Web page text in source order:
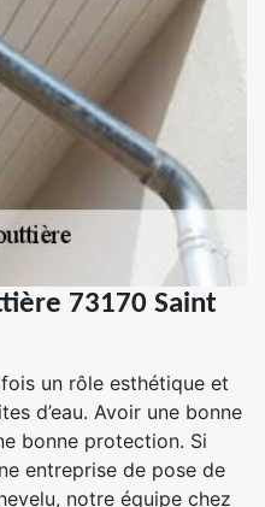
73170 Saint
un rôle esthétique et
d’eau. Avoir une bonne
bonne protection. Si
entreprise de pose de
notre équipe chez